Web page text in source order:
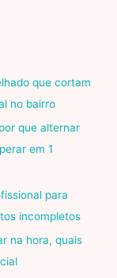
que cortam
no bairro
que alternar
em 1
para
incompletos
na hora, quais